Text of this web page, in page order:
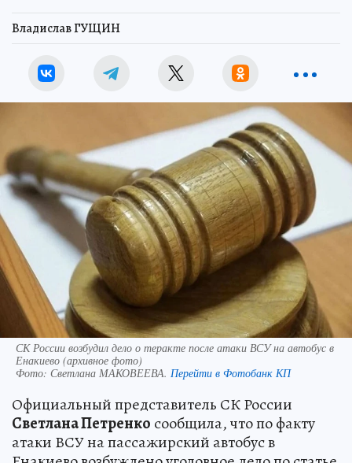
Владислав ГУЩИН
СК России возбудил дело о теракте после атаки ВСУ на автобус в
Енакиево (архивное фото)
Фото: Светлана МАКОВЕЕВА. Перейти в Фотобанк КП
Официальный представитель СК России
Светлана Петренко сообщила, что по факту
атаки ВСУ на пассажирский автобус в